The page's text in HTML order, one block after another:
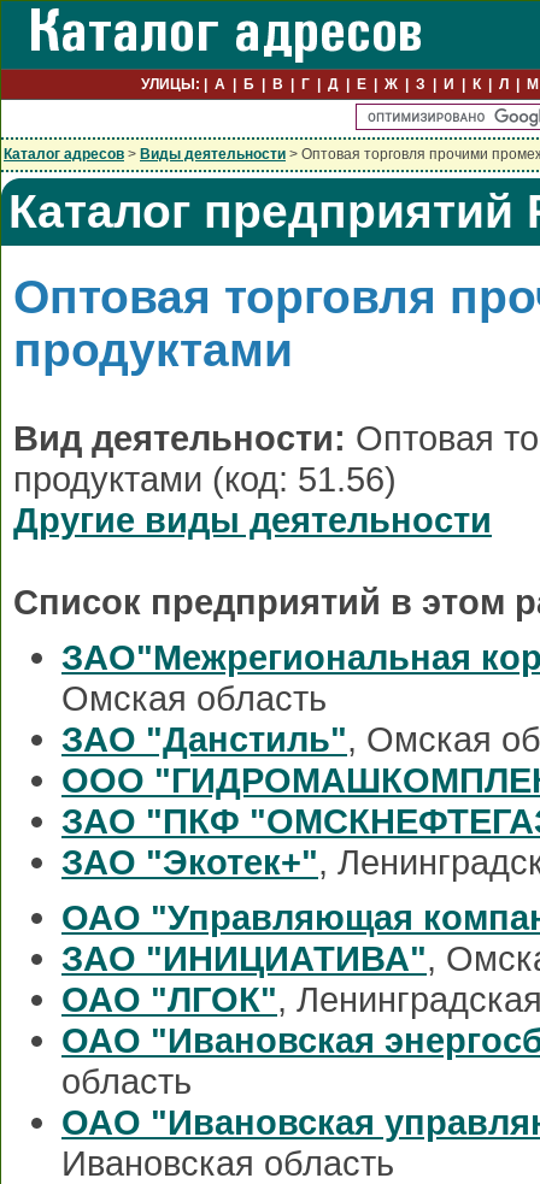
УЛИЦЫ: А Б В Г Д Е Ж З И К Л М
Каталог адресов > Виды деятельности > Оптовая торговля прочими
Каталог предприятий
Оптовая торговля
продуктами
Вид деятельности: Оптовая
продуктами (код: 51.56)
Другие виды деятельности
Список предприятий в этом
ЗАО"Межрегиональная
Омская область
ЗАО "Данстиль", Омская
ООО
ЗАО "ПКФ
ЗАО "Экотек+",
ОАО "Управляющая
ЗАО "ИНИЦИАТИВА",
ОАО "ЛГОК",
ОАО "Ивановская
область
ОАО "Ивановская
Ивановская область